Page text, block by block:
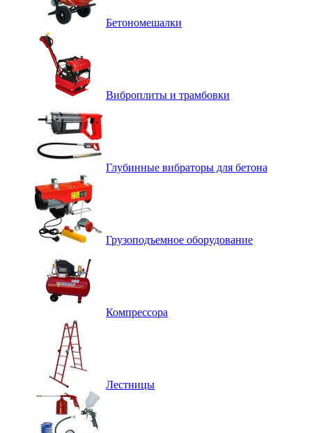
Бетономешалки
Виброплиты и трамбовки
Глубинные вибраторы для бетона
Грузоподъемное оборудование
Компрессора
Лестницы